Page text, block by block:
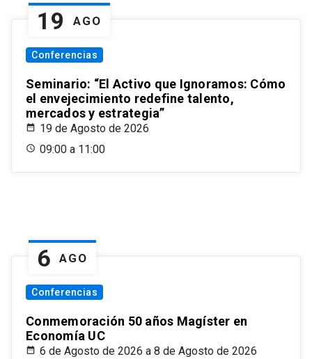
19 AGO
Conferencias
Seminario: “El Activo que Ignoramos: Cómo
el envejecimiento redefine talento,
mercados y estrategia”
19 de Agosto de 2026
09:00 a 11:00
6 AGO
Conferencias
Conmemoración 50 años Magíster en
Economía UC
6 de Agosto de 2026 a 8 de Agosto de 2026